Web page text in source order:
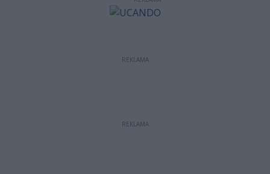
REKLAMA
REKLAMA